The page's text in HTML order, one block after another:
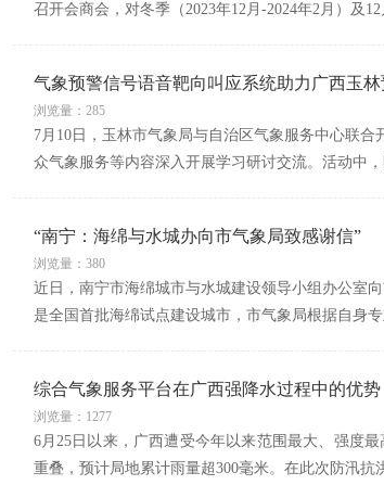
召开会商会，对冬季（2023年12月-2024年2月）及
气象预警信号语音靶向叫应系统助力广西玉
浏览量：285
7月10日，玉林市气象局与自治区气象服务中心联
众气象服务等内容深入开展学习研讨交流。活动中
“南宁：海绵与水城办向市气象局致感谢信”
浏览量：380
近日，南宁市海绵城市与水城建设领导小组办公室
是全国首批海绵试点建设城市，市气象局根据自身
综合气象服务平台在广西强降水过程中的优势
浏览量：1277
6月25日以来，广西遭受今年以来范围最大、强度
重叠，预计局地累计雨量超300毫米。在此次防汛